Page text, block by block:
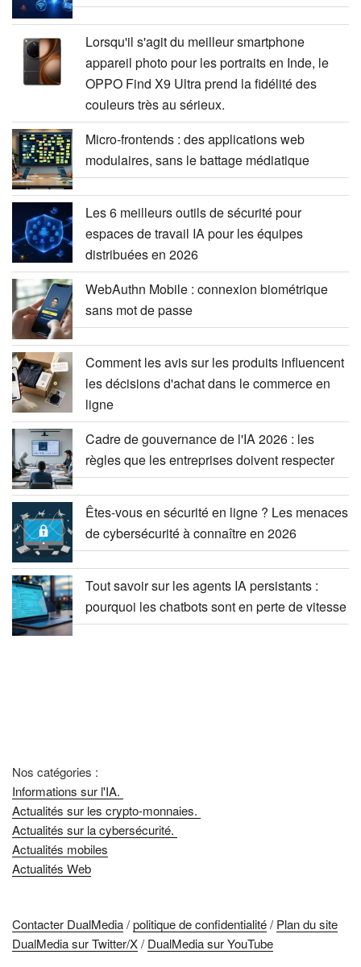
Lorsqu'il s'agit du meilleur smartphone
appareil photo pour les portraits en Inde, le
OPPO Find X9 Ultra prend la fidélité des
couleurs très au sérieux.
Micro-frontends : des applications web
modulaires, sans le battage médiatique
Les 6 meilleurs outils de sécurité pour
espaces de travail IA pour les équipes
distribuées en 2026
WebAuthn Mobile : connexion biométrique
sans mot de passe
Comment les avis sur les produits influencent
les décisions d'achat dans le commerce en
ligne
Cadre de gouvernance de l'IA 2026 : les
règles que les entreprises doivent respecter
Êtes-vous en sécurité en ligne ? Les menaces
de cybersécurité à connaître en 2026
Tout savoir sur les agents IA persistants :
pourquoi les chatbots sont en perte de vitesse
Nos catégories :
Informations sur l'IA.
Actualités sur les crypto-monnaies.
Actualités sur la cybersécurité.
Actualités mobiles
Actualités Web
Contacter DualMedia/politique de confidentialité/ Plan du site
DualMedia sur Twitter/X/ DualMedia sur YouTube